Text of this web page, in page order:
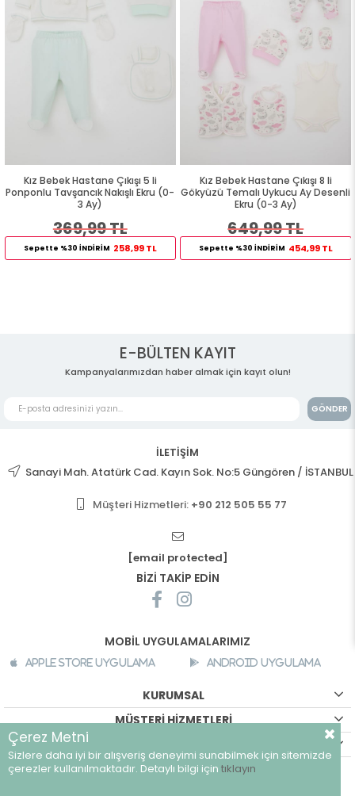
Kız Bebek Hastane Çıkışı 5 li
Ponponlu Tavşancık Nakışlı Ekru (0-
3 Ay)
369,99 TL
Sepette %30 İNDİRİM 258,99 TL
Kız Bebek Hastane Çıkışı 8 li
Gökyüzü Temalı Uykucu Ay Desenli
Ekru (0-3 Ay)
649,99 TL
Sepette %30 İNDİRİM 454,99 TL
E-BÜLTEN KAYIT
Kampanyalarımızdan haber almak için kayıt olun!
GÖNDER
İLETİŞİM
Sanayi Mah. Atatürk Cad. Kayın Sok. No:5 Güngören / İSTANBUL
Müşteri Hizmetleri: +90 212 505 55 77
[email protected]
BİZİ TAKİP EDİN
MOBİL UYGULAMALARIMIZ
Apple Store Uygulama Android Uygulama
KURUMSAL
MÜŞTERİ HİZMETLERİ
©breeze.com.tr - Tüm hakları saklıdır.
Çerez Metni
Sizlere daha iyi bir alışveriş deneyimi sunabilmek için sitemizde
çerezler kullanılmaktadır. Detaylı bilgi için tıklayın